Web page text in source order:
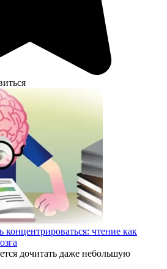
концентрироваться: чтение как
дочитать даже небольшую